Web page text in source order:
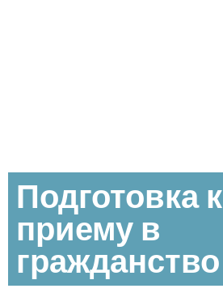
Подготовка к
приему в
гражданство